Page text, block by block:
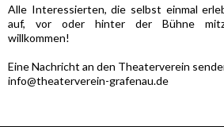
Alle Interessierten, die selbst einmal
auf, vor oder hinter der Bühne
willkommen!
Eine Nachricht an den Theaterverein
info@theaterverein-grafenau.de